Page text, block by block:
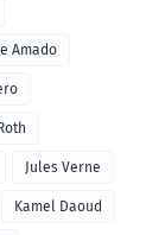
Amado
Jules Verne
Kamel Daoud